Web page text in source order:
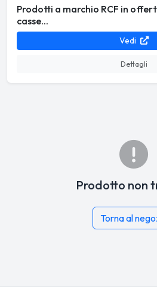
Prodotti a marchio RCF in
casse...
Vedi
Dettagli
Prodotto non
Torna al